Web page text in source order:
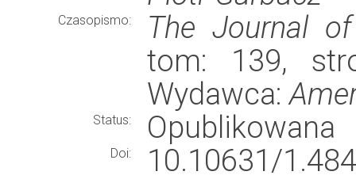
Czasopismo:
The Journal
tom: 139,
Wydawca:
Status: Opublikowana
Doi:
10.10631/